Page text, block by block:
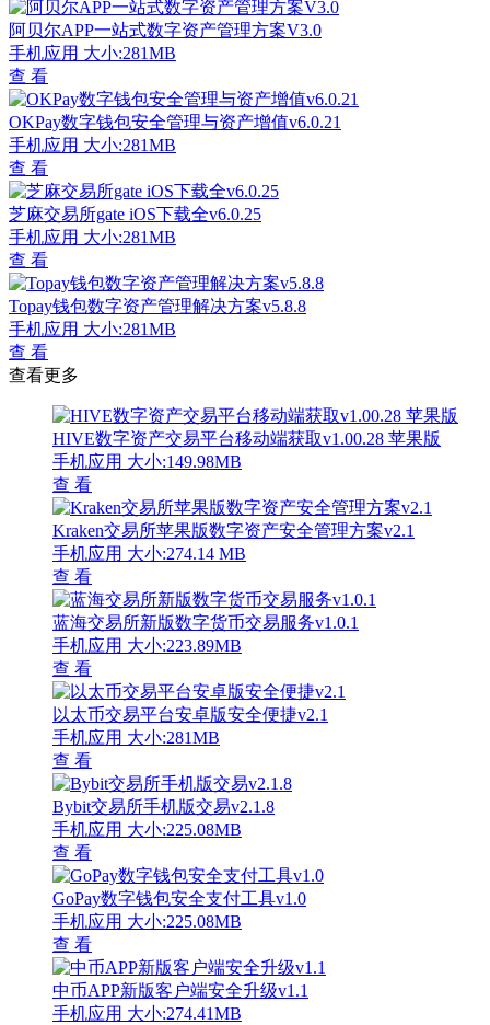
阿贝尔APP一站式数字资产管理方案V3.0
手机应用 大小:281MB
查 看
OKPay数字钱包安全管理与资产增值v6.0.21
手机应用 大小:281MB
查 看
芝麻交易所gate iOS下载全v6.0.25
手机应用 大小:281MB
查 看
Topay钱包数字资产管理解决方案v5.8.8
手机应用 大小:281MB
查 看
查看更多
HIVE数字资产交易平台移动端获取v1.00.28 苹果版
手机应用 大小:149.98MB
查 看
Kraken交易所苹果版数字资产安全管理方案v2.1
手机应用 大小:274.14 MB
查 看
蓝海交易所新版数字货币交易服务v1.0.1
手机应用 大小:223.89MB
查 看
以太币交易平台安卓版安全便捷v2.1
手机应用 大小:281MB
查 看
Bybit交易所手机版交易v2.1.8
手机应用 大小:225.08MB
查 看
GoPay数字钱包安全支付工具v1.0
手机应用 大小:225.08MB
查 看
中币APP新版客户端安全升级v1.1
手机应用 大小:274.41MB